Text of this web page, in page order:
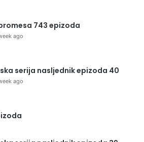
743 epizoda
ago
serija nasljednik epizoda 40
ago